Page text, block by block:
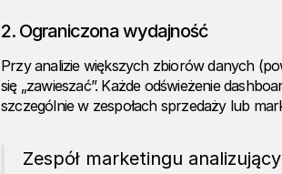
2. Ograniczona wydajność
Przy analizie większych zbiorów danych
się „zawieszać”. Każde odświeżenie
szczególnie w zespołach sprzedaży lub
Zespół marketingu